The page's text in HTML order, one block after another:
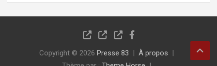
Copyright © 2026 Presse 83
À propos